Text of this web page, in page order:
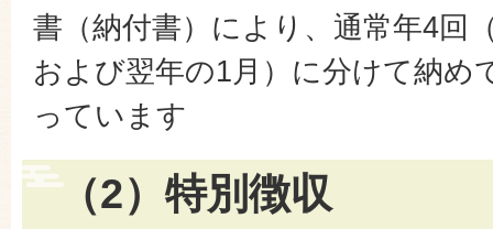
書（納付書）により、通常年4回
および翌年の1月）に分けて納め
っています
（2）特別徴収